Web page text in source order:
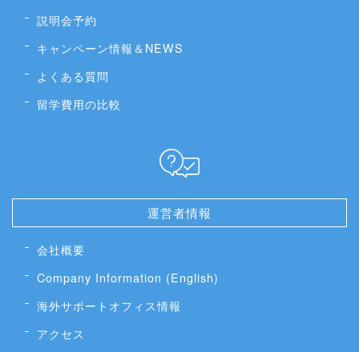
説明会予約
キャンペーン情報＆NEWS
よくある質問
留学費用の比較
運営者情報
会社概要
Company Information (English)
海外サポートオフィス情報
アクセス